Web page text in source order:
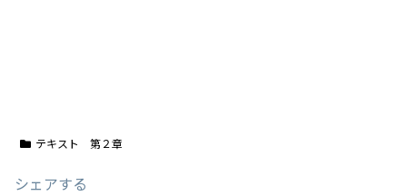
テキスト 第２章
シェアする